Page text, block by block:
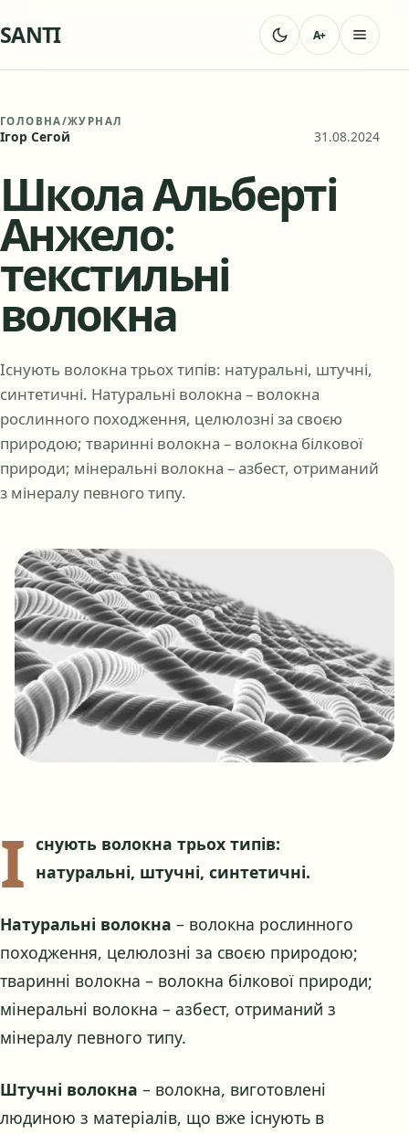
SANTI A+
ГОЛОВНА/ЖУРНАЛ
Ігор Сегой 31.08.2024
Школа Альберті
Анжело:
текстильні
волокна
Існують волокна трьох типів: натуральні, штучні,
синтетичні. Натуральні волокна – волокна
рослинного походження, целюлозні за своєю
природою; тваринні волокна – волокна білкової
природи; мінеральні волокна – азбест, отриманий
з мінералу певного типу.
І снують волокна трьох типів:
натуральні, штучні, синтетичні.
Натуральні волокна – волокна рослинного
походження, целюлозні за своєю природою;
тваринні волокна – волокна білкової природи;
мінеральні волокна – азбест, отриманий з
мінералу певного типу.
Штучні волокна – волокна, виготовлені
людиною з матеріалів, що вже існують в